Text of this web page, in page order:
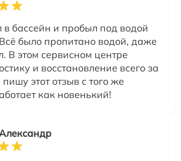
бассейн и пробыл под водой
было пропитано водой, даже
В этом сервисном центре
и восстановление всего за
этот отзыв с того же
как новенький!